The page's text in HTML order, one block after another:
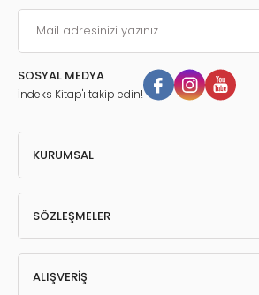
SOSYAL MEDYA
İndeks Kitap'ı takip edin!
KURUMSAL
SÖZLEŞMELER
ALIŞVERİŞ